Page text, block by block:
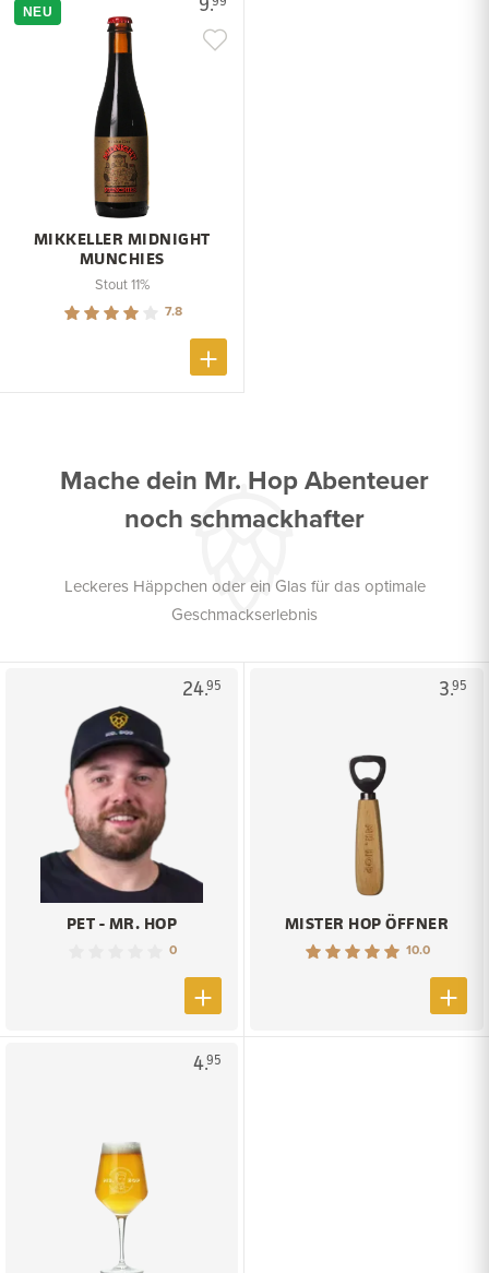
NEU
MIKKELLER MIDNIGHT
MUNCHIES
Stout 11%
7.8
Mache dein Mr. Hop Abenteuer
noch schmackhafter
Leckeres Häppchen oder ein Glas für das optimale
Geschmackserlebnis
24.95
PET - MR. HOP
0
3.95
MISTER HOP ÖFFNER
10.0
4.95